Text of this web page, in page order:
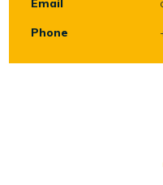
Email
Phone